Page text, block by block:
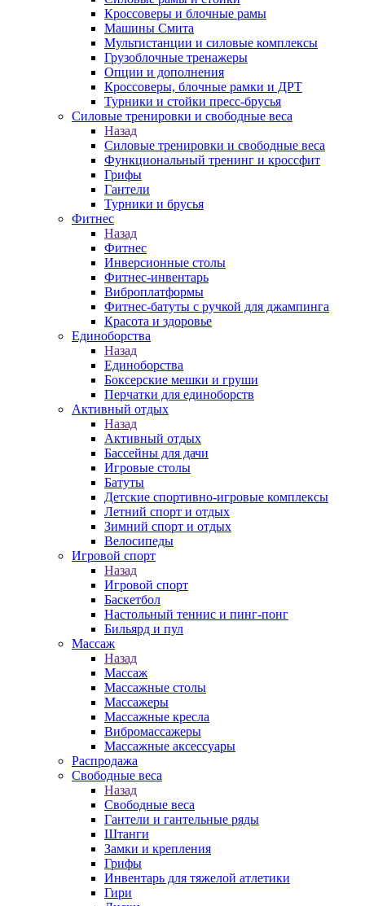
Кроссоверы и блочные рамы
Машины Смита
Мультистанции и силовые комплексы
Грузоблочные тренажеры
Опции и дополнения
Кроссоверы, блочные рамки и ДРТ
Турники и стойки пресс-брусья
Силовые тренировки и свободные веса
Назад
Силовые тренировки и свободные веса
Функциональный тренинг и кроссфит
Грифы
Гантели
Турники и брусья
Фитнес
Назад
Фитнес
Инверсионные столы
Фитнес-инвентарь
Виброплатформы
Фитнес-батуты с ручкой для джампинга
Красота и здоровье
Единоборства
Назад
Единоборства
Боксерские мешки и груши
Перчатки для единоборств
Активный отдых
Назад
Активный отдых
Бассейны для дачи
Игровые столы
Батуты
Детские спортивно-игровые комплексы
Летний спорт и отдых
Зимний спорт и отдых
Велосипеды
Игровой спорт
Назад
Игровой спорт
Баскетбол
Настольный теннис и пинг-понг
Бильярд и пул
Массаж
Назад
Массаж
Массажные столы
Массажеры
Массажные кресла
Вибромассажеры
Массажные аксессуары
Распродажа
Свободные веса
Назад
Свободные веса
Гантели и гантельные ряды
Штанги
Замки и крепления
Грифы
Инвентарь для тяжелой атлетики
Гири